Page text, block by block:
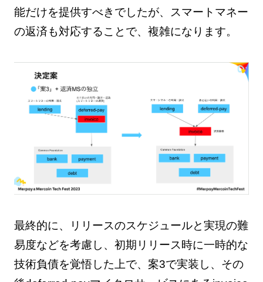
能だけを提供すべきでしたが、スマートマネー
の返済も対応することで、複雑になります。
最終的に、リリースのスケジュールと実現の難
易度などを考慮し、初期リリース時に一時的な
技術負債を覚悟した上で、案3で実装し、その